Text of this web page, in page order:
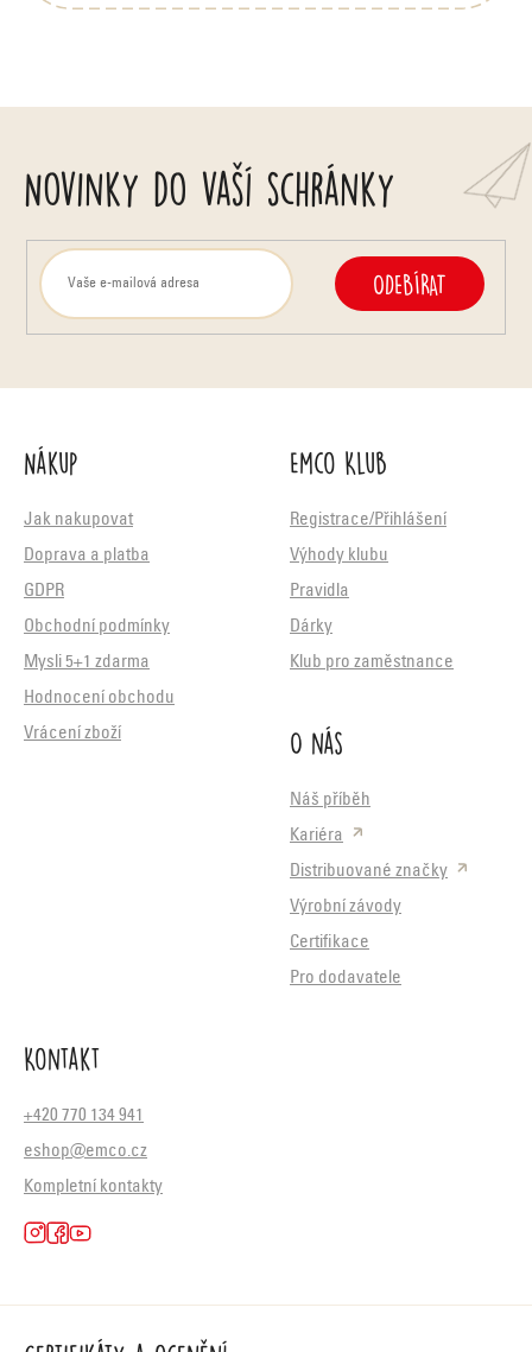
Novinky do vaší schránky
ODEBÍRAT
Nákup
Jak nakupovat
Doprava a platba
GDPR
Obchodní podmínky
Mysli 5+1 zdarma
Hodnocení obchodu
Vrácení zboží
Emco Klub
Registrace/Přihlášení
Výhody klubu
Pravidla
Dárky
Klub pro zaměstnance
O nás
Náš příběh
Kariéra
Distribuované značky
Výrobní závody
Certifikace
Pro dodavatele
Kontakt
+420 770 134 941
eshop@emco.cz
Kompletní kontakty